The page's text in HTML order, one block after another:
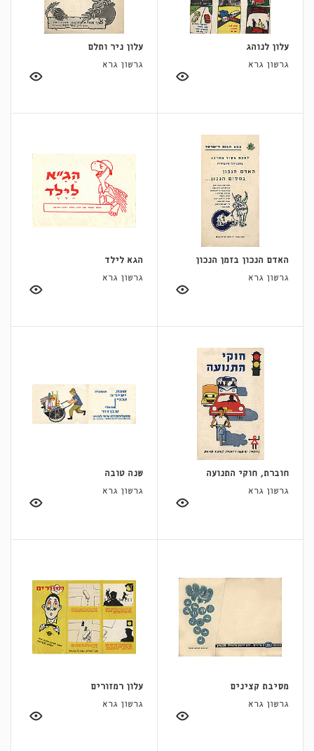
עלון לנוהג
גרשון גרא
עלון ניר ותלם
גרשון גרא
האדם הנכון בזמן הנכון
גרשון גרא
הגא לילד
גרשון גרא
חוברת, חוקי התנועה
גרשון גרא
שנה טובה
גרשון גרא
מסיבת קצינים
גרשון גרא
עלון רמזורים
גרשון גרא